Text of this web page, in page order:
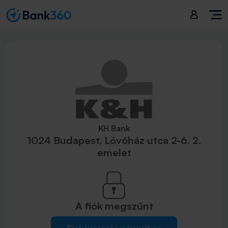
KH Bank
1024 Budapest, Lövőház utca 2-6. 2.
emelet
A fiók megszűnt